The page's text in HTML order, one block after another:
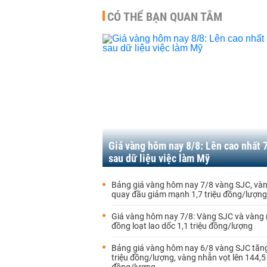
CÓ THỂ BẠN QUAN TÂM
Giá vàng hôm nay 8/8: Lên cao nhất
sau dữ liệu việc làm Mỹ
Bảng giá vàng hôm nay 7/8 vàng SJC,
quay đầu giảm mạnh 1,7 triệu đồng/lượng
Giá vàng hôm nay 7/8: Vàng SJC và vàng
đồng loạt lao dốc 1,1 triệu đồng/lượng
Bảng giá vàng hôm nay 6/8 vàng SJC
triệu đồng/lượng, vàng nhẫn vọt lên 144,5